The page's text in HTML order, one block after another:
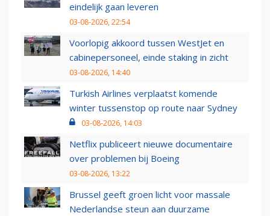
eindelijk gaan leveren
03-08-2026, 22:54
Voorlopig akkoord tussen WestJet en
cabinepersoneel, einde staking in zicht
03-08-2026, 14:40
Turkish Airlines verplaatst komende
winter tussenstop op route naar Sydney
03-08-2026, 14:03
Netflix publiceert nieuwe documentaire
over problemen bij Boeing
03-08-2026, 13:22
Brussel geeft groen licht voor massale
Nederlandse steun aan duurzame